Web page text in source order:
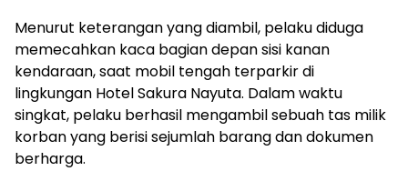
Menurut keterangan yang diambil, pelaku diduga
memecahkan kaca bagian depan sisi kanan
kendaraan, saat mobil tengah terparkir di
lingkungan Hotel Sakura Nayuta. Dalam waktu
singkat, pelaku berhasil mengambil sebuah tas milik
korban yang berisi sejumlah barang dan dokumen
berharga.